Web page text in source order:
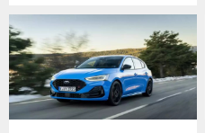
sürekli ilaç kullanmaktan
yorulduysanız ve doğal bir
çözüm arıyorsanız, şifa
mutfağınızda saklı olabilir!